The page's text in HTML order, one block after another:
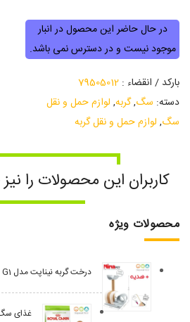
در حال حاضر این محصول در انبار
موجود نیست و در دسترس نمی باشد.
بارکد / انقضاء :79505012
دسته: سگ,گربه, لوازم حمل و نقل
سگ, لوازم حمل و نقل گربه
کاربران این محصولات را
محصولات ویژه
درخت گربه نیناپت مدل G1
غذای سگ